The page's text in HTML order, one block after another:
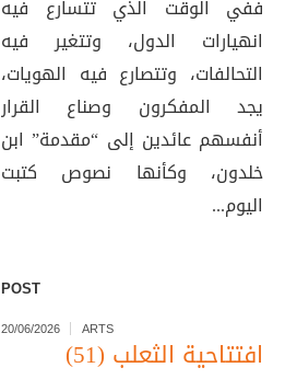
ففي الوقت الذي تتسارع فيه
انهيارات الدول، وتتغير فيه
التحالفات، وتتصارع فيه الهويات،
يجد المفكرون وصناع القرار
أنفسهم عائدين إلى “مقدمة” ابن
خلدون، وكأنها نصوص كتبت
اليوم...
POST
20/06/2026 ARTS
افتتاحية الثعلب (51)